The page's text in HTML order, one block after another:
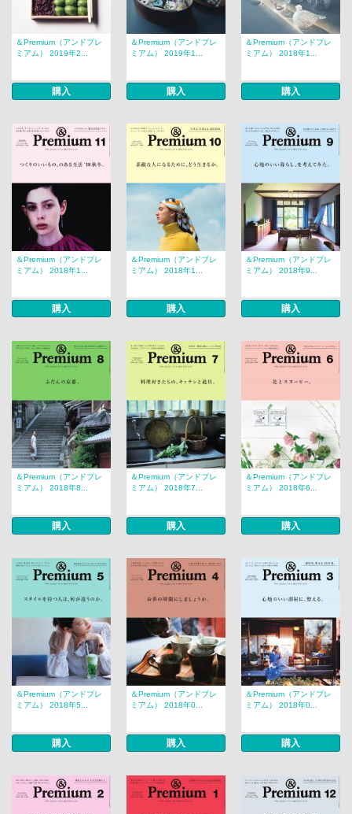
＆Premium（アンドプレ
ミアム） 2019年2...
購入
＆Premium（アンドプレ
ミアム） 2019年1...
購入
＆Premium（アンドプレ
ミアム） 2018年1...
購入
＆Premium（アンドプレ
ミアム） 2018年1...
購入
＆Premium（アンドプレ
ミアム） 2018年1...
購入
＆Premium（アンドプレ
ミアム） 2018年9...
購入
＆Premium（アンドプレ
ミアム） 2018年8...
購入
＆Premium（アンドプレ
ミアム） 2018年7...
購入
＆Premium（アンドプレ
ミアム） 2018年6...
購入
＆Premium（アンドプレ
ミアム） 2018年5...
購入
＆Premium（アンドプレ
ミアム） 2018年0...
購入
＆Premium（アンドプレ
ミアム） 2018年0...
購入